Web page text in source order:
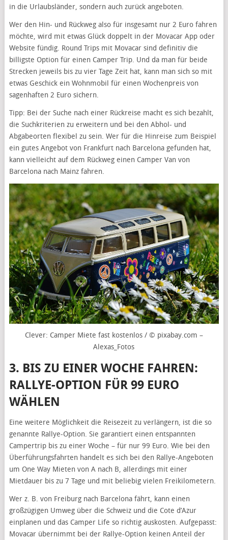
in die Urlaubsländer, sondern auch zurück angeboten.
Wer den Hin- und Rückweg also für insgesamt nur 2 Euro fahren
möchte, wird mit etwas Glück doppelt in der Movacar App oder
Website fündig. Round Trips mit Movacar sind definitiv die
billigste Option für einen Camper Trip. Und da man für beide
Strecken jeweils bis zu vier Tage Zeit hat, kann man sich so mit
etwas Geschick ein Wohnmobil für einen Wochenpreis von
sagenhaften 2 Euro sichern.
Tipp: Bei der Suche nach einer Rückreise macht es sich bezahlt,
die Suchkriterien zu erweitern und bei den Abhol- und
Abgabeorten flexibel zu sein. Wer für die Hinreise zum Beispiel
ein gutes Angebot von Frankfurt nach Barcelona gefunden hat,
kann vielleicht auf dem Rückweg einen Camper Van von
Barcelona nach Mainz fahren.
Clever: Camper Miete fast kostenlos / © pixabay.com –
Alexas_Fotos
3. BIS ZU EINER WOCHE FAHREN:
RALLYE-OPTION FÜR 99 EURO
WÄHLEN
Eine weitere Möglichkeit die Reisezeit zu verlängern, ist die so
genannte Rallye-Option. Sie garantiert einen entspannten
Campertrip bis zu einer Woche – für nur 99 Euro. Wie bei den
Überführungsfahrten handelt es sich bei den Rallye-Angeboten
um One Way Mieten von A nach B, allerdings mit einer
Mietdauer bis zu 7 Tage und mit beliebig vielen Freikilometern.
Wer z. B. von Freiburg nach Barcelona fährt, kann einen
großzügigen Umweg über die Schweiz und die Cote d’Azur
einplanen und das Camper Life so richtig auskosten. Aufgepasst:
Movacar übernimmt bei der Rallye-Option keinen Anteil der